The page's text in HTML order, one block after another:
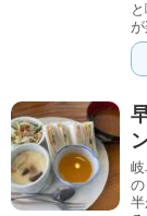
が